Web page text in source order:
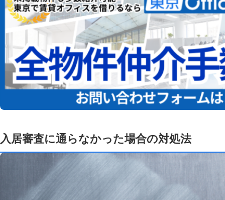
入居審査に通らなかった場合の対処法